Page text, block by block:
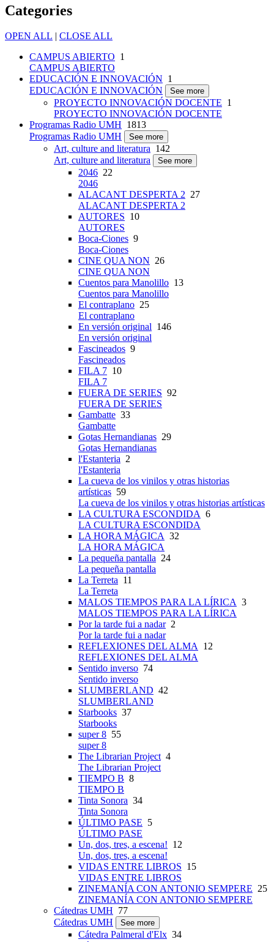
Categories
OPEN ALL | CLOSE ALL
CAMPUS ABIERTO 1
CAMPUS ABIERTO
EDUCACIÓN E INNOVACIÓN 1
EDUCACIÓN E INNOVACIÓN
See more
PROYECTO INNOVACIÓN DOCENTE 1
PROYECTO INNOVACIÓN DOCENTE
Programas Radio UMH 1813
Programas Radio UMH
See more
Art, culture and literatura 142
Art, culture and literatura
See more
2046 22
2046
ALACANT DESPERTA 2 27
ALACANT DESPERTA 2
AUTORES 10
AUTORES
Boca-Ciones 9
Boca-Ciones
CINE QUA NON 26
CINE QUA NON
Cuentos para Manolillo 13
Cuentos para Manolillo
El contraplano 25
El contraplano
En versión original 146
En versión original
Fascineados 9
Fascineados
FILA 7 10
FILA 7
FUERA DE SERIES 92
FUERA DE SERIES
Gambatte 33
Gambatte
Gotas Hernandianas 29
Gotas Hernandianas
l'Estanteria 2
l'Estanteria
La cueva de los vinilos y otras historias
artísticas 59
La cueva de los vinilos y otras historias artísticas
LA CULTURA ESCONDIDA 6
LA CULTURA ESCONDIDA
LA HORA MÁGICA 32
LA HORA MÁGICA
La pequeña pantalla 24
La pequeña pantalla
La Terreta 11
La Terreta
MALOS TIEMPOS PARA LA LÍRICA 3
MALOS TIEMPOS PARA LA LÍRICA
Por la tarde fui a nadar2
Por la tarde fui a nadar
REFLEXIONES DEL ALMA 12
REFLEXIONES DEL ALMA
Sentido inverso 74
Sentido inverso
SLUMBERLAND 42
SLUMBERLAND
Starbooks 37
Starbooks
super 8 55
super 8
The Librarian Project4
The Librarian Project
TIEMPO B 8
TIEMPO B
Tinta Sonora 34
Tinta Sonora
ÚLTIMO PASE 5
ÚLTIMO PASE
Un, dos, tres, a escena! 12
Un, dos, tres, a escena!
VIDAS ENTRE LIBROS 15
VIDAS ENTRE LIBROS
ZINEMANÍA CON ANTONIO SEMPERE 25
ZINEMANÍA CON ANTONIO SEMPERE
Cátedras UMH 77
Cátedras UMH
See more
Cátedra Palmeral d'Elx 34